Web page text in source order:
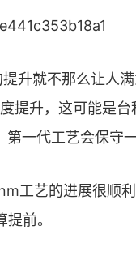
就不那么让人满
提升，这可能是
一代工艺会保守一
艺的进展很顺利
前。